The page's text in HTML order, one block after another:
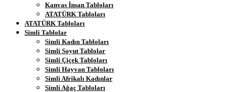
Kanvas İnsan Tabloları
ATATÜRK Tabloları
ATATÜRK Tabloları
Simli Tablolar
Simli Kadın Tabloları
Simli Soyut Tablolar
Simli Çiçek Tabloları
Simli Hayvan Tabloları
Simli Afrikalı Kadınlar
Simli Ağaç Tabloları